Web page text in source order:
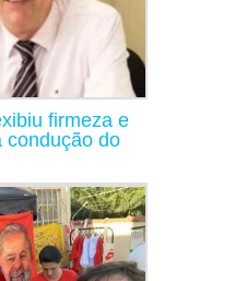
firmeza e
condução do